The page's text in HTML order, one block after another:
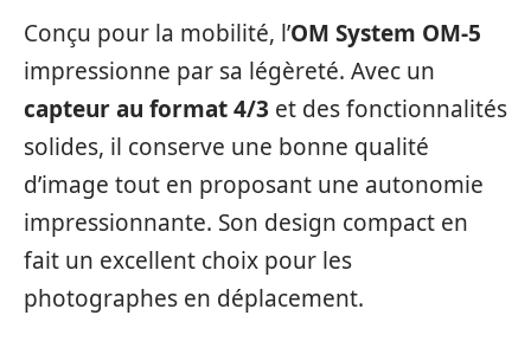
Conçu pour la mobilité, l’OM System OM-5
impressionne par sa légèreté. Avec un
capteur au format 4/3 et des fonctionnalités
solides, il conserve une bonne qualité
d’image tout en proposant une autonomie
impressionnante. Son design compact en
fait un excellent choix pour les
photographes en déplacement.